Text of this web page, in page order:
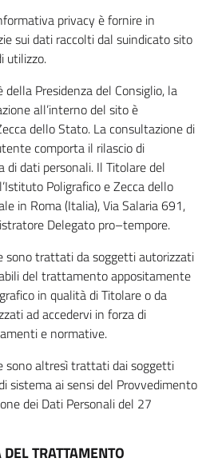
privacy è fornire in
sui dati raccolti dal suindicato sito
utilizzo.
Presidenza del Consiglio, la
all’interno del sito è
dello Stato. La consultazione di
comporta il rilascio di
dati personali. Il Titolare del
Poligrafico e Zecca dello
in Roma (Italia), Via Salaria 691,
Delegato pro–tempore.
sono trattati da soggetti autorizzati
del trattamento appositamente
in qualità di Titolare o da
ad accedervi in forza di
e normative.
sono altresì trattati dai soggetti
sistema ai sensi del Provvedimento
dei Dati Personali del 27
TRATTAMENTO